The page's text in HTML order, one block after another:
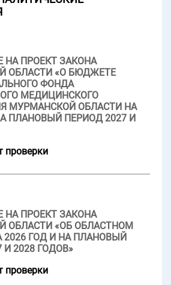
НА ПРОЕКТ ЗАКОНА
ОБЛАСТИ «О БЮДЖЕТЕ
ФОНДА
МЕДИЦИНСКОГО
МУРМАНСКОЙ ОБЛАСТИ НА
ПЛАНОВЫЙ ПЕРИОД 2027 И
проверки
НА ПРОЕКТ ЗАКОНА
ОБЛАСТИ «ОБ ОБЛАСТНОМ
ГОД И НА ПЛАНОВЫЙ
И 2028 ГОДОВ»
проверки